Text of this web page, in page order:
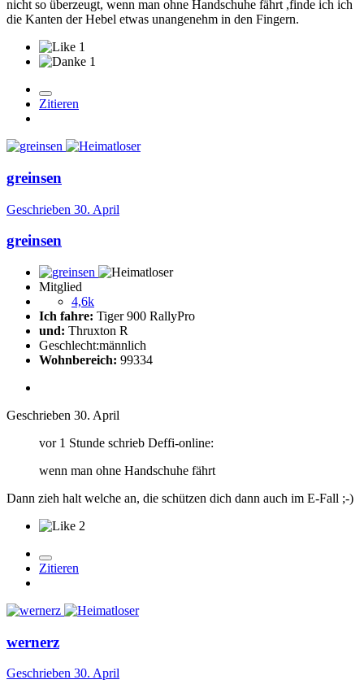
nicht so überzeugt, wenn man ohne Handschuhe fährt ,finde ich ich
die Kanten der Hebel etwas unangenehm in den Fingern.
1
1
Zitieren
greinsen
Geschrieben 30. April
greinsen
Mitglied
4,6k
Ich fahre: Tiger 900 RallyPro
und: Thruxton R
Geschlecht:männlich
Wohnbereich: 99334
Geschrieben 30. April
vor 1 Stunde schrieb Deffi-online:
wenn man ohne Handschuhe fährt
Dann zieh halt welche an, die schützen dich dann auch im E-Fall ;-)
2
Zitieren
wernerz
Geschrieben 30. April